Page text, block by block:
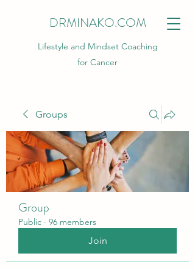
DRMINAKO.COM
Lifestyle and Mindset Coaching
for Cancer
Groups
Group
Public · 96 members
Join